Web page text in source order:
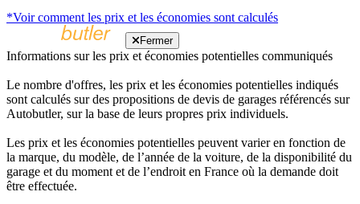
*Voir comment les prix et les économies sont calculés
Fermer
Informations sur les prix et économies potentielles communiqués
Le nombre d'offres, les prix et les économies potentielles indiqués
sont calculés sur des propositions de devis de garages référencés sur
Autobutler, sur la base de leurs propres prix individuels.
Les prix et les économies potentielles peuvent varier en fonction de
la marque, du modèle, de l’année de la voiture, de la disponibilité du
garage et du moment et de l’endroit en France où la demande doit
être effectuée.